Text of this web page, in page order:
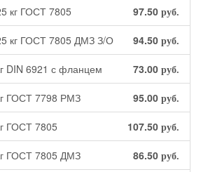
кг ГОСТ 7805 97.50 руб.
кг ГОСТ 7805 ДМЗ З/О 94.50 руб.
DIN 6921 с фланцем 73.00 руб.
ГОСТ 7798 РМЗ 95.00 руб.
ГОСТ 7805 107.50 руб.
ГОСТ 7805 ДМЗ 86.50 руб.